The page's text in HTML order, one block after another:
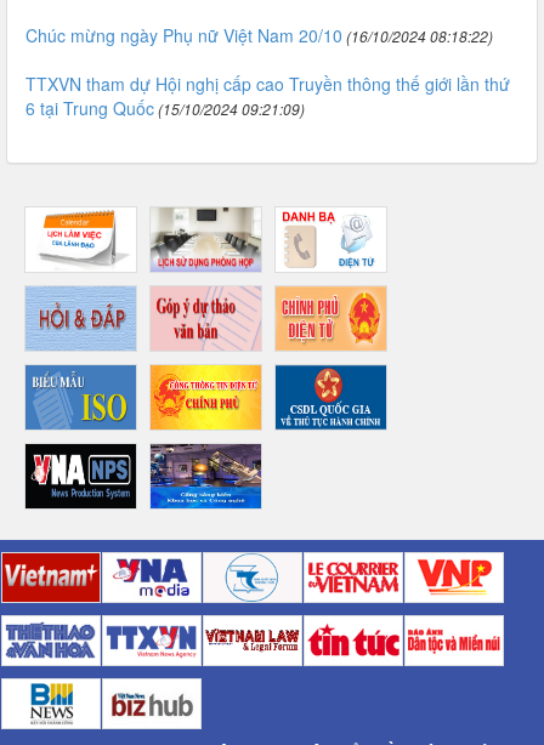
Chúc mừng ngày Phụ nữ Việt Nam 20/10 (16/10/2024 08:18:22)
TTXVN tham dự Hội nghị cấp cao Truyền thông thế giới lần thứ
6 tại Trung Quốc(15/10/2024 09:21:09)